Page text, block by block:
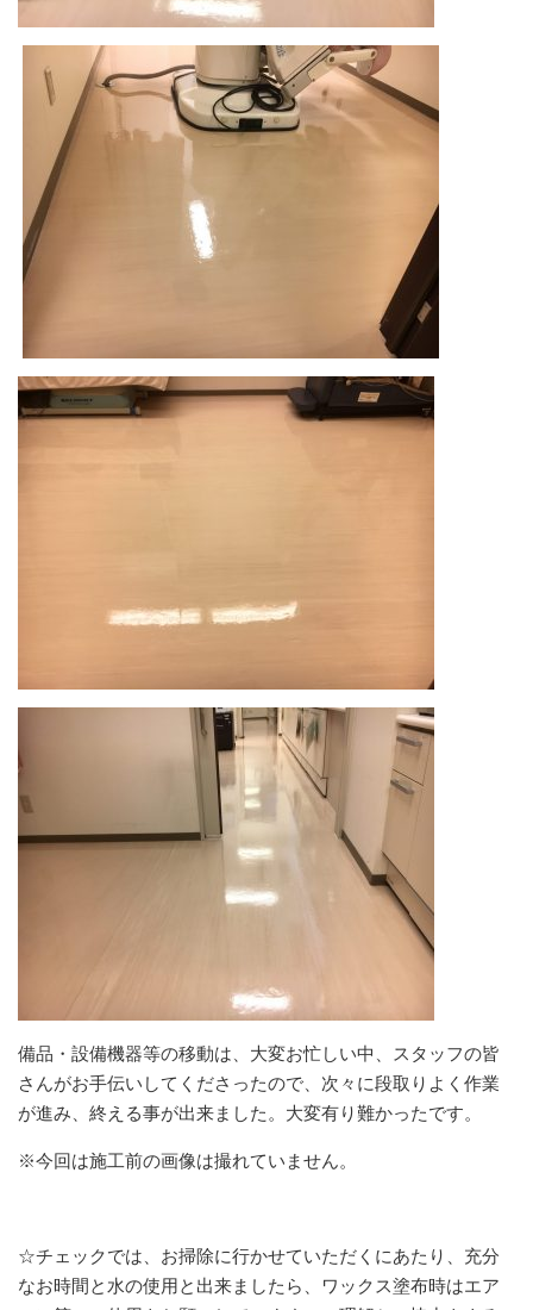
備品・設備機器等の移動は、大変お忙しい中、スタッフの皆
さんがお手伝いしてくださったので、次々に段取りよく作業
が進み、終える事が出来ました。大変有り難かったです。
※今回は施工前の画像は撮れていません。
☆チェックでは、お掃除に行かせていただくにあたり、充分
なお時間と水の使用と出来ましたら、ワックス塗布時はエア